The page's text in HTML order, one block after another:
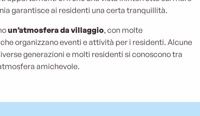
garantisce ai residenti una certa tranquillità.
un’atmosfera da villaggio, con molte
organizzano eventi e attività per i residenti. Alcune
generazioni e molti residenti si conoscono tra
amichevole.